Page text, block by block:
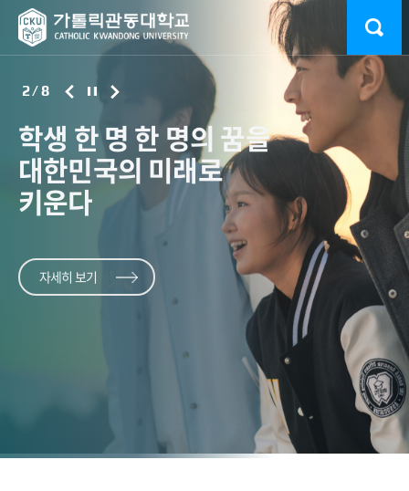
자세히 보기
학생 한 명 한 명의 꿈을
대한민국의 미래로
키운다
자세히 보기
“첫 학기의 설렘,
아름다운
추억으로”감동과 아쉬움
교육부 ‘고교교육
기여대학
지원사업’A등급 획득
교육부와 한국대학교육협의회가 21일 발표한‘2026년
고교교육 기여대학 지원사업’ 연차평가 결과에서 A등급을
획득했다.
2026 대동제 ‘드림랜드’
성황리 폐막
가톨릭관동대 학우들의 열정
사흘간의 축제 빗속에서
자세히 보기
가톨릭관동대학교
컬링부 국가대표 배출
스포츠지도학전공 3학년 김학준 선수, 창단 2년 만에
자세히 보기
사범대 '특급
새내기'황의찬의 불굴의
완주
UCI MTB 월드시리즈 XCO 국가대표급 투혼
자세히 보기
학생 한 명 한 명의 꿈을
대한민국의 미래로
키운다
자세히 보기
2/8